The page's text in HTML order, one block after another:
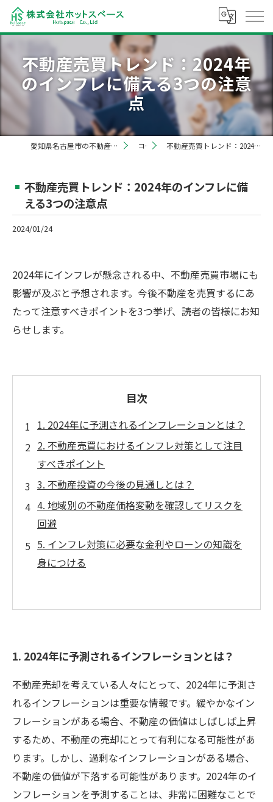
不動産売買トレンド：2024年
のインフレに備える3つの注意
点
愛知県名古屋市の不動産売却なら株式会社ホットスペース コラム 不動産売買トレンド：2024年のインフレに備える3つの注意点
不動産売買トレンド：2024年のインフレに備
える3つの注意点
2024/01/24
2024年にインフレが懸念される中、不動産売買市場にも
影響が及ぶと予想されます。今後不動産を売買するにあ
たって注意すべきポイントを3つ挙げ、読者の皆様にお知
らせします。
目次
1. 2024年に予測されるインフレーションとは？
2. 不動産売買におけるインフレ対策として注目
すべきポイント
3. 不動産投資の今後の見通しとは？
4. 地域別の不動産価格変動を確認してリスクを
回避
5. インフレ対策に必要な金利やローンの知識を
身につける
1. 2024年に予測されるインフレーションとは？
不動産売却を考えている人々にとって、2024年に予測さ
れるインフレーションは重要な情報です。緩やかなイン
フレーションがある場合、不動産の価値はしばしば上昇
するため、不動産の売却にとって有利になる可能性があ
ります。しかし、過剰なインフレーションがある場合、
不動産の価値が下落する可能性があります。2024年のイ
ンフレーションを予測することは、非常に困難なことで